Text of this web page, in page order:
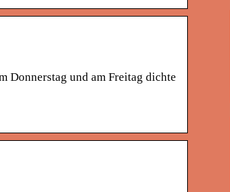
Donnerstag und am Freitag dichte